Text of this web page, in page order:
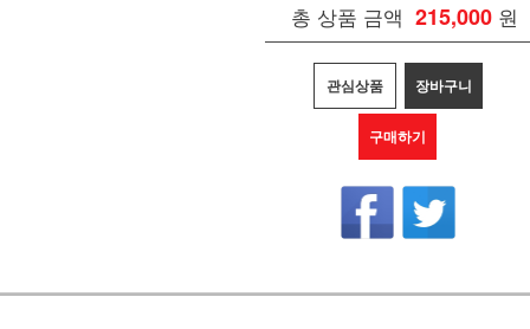
총 상품 금액 215,000 원
관심상품 장바구니
구매하기